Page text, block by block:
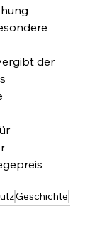
der
Geschichte